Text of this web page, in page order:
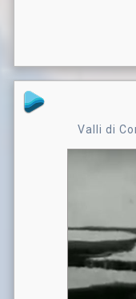
Valli di